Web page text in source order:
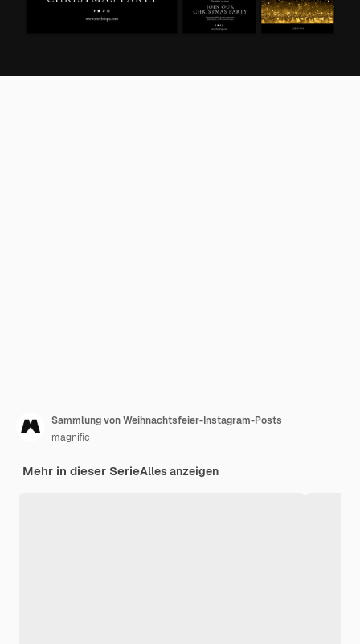
Sammlung von Weihnachtsfeier-Instagram-Posts
magnific
Mehr in dieser SerieAlles anzeigen